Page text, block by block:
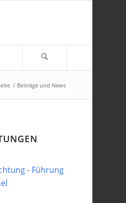
/ Beiträge und News
- Führung